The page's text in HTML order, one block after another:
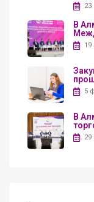
23
В
19
5
В
29